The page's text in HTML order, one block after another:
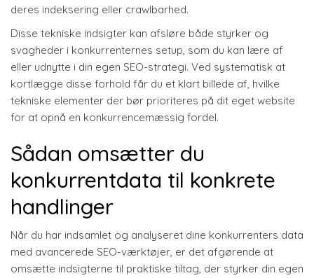
deres indeksering eller crawlbarhed.
Disse tekniske indsigter kan afsløre både styrker og
svagheder i konkurrenternes setup, som du kan lære af
eller udnytte i din egen SEO-strategi. Ved systematisk at
kortlægge disse forhold får du et klart billede af, hvilke
tekniske elementer der bør prioriteres på dit eget website
for at opnå en konkurrencemæssig fordel.
Sådan omsætter du
konkurrentdata til konkrete
handlinger
Når du har indsamlet og analyseret dine konkurrenters data
med avancerede SEO-værktøjer, er det afgørende at
omsætte indsigterne til praktiske tiltag, der styrker din egen